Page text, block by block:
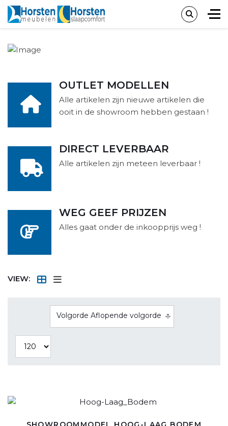
OUTLET MODELLEN
Alle artikelen zijn nieuwe artikelen die
ooit in de showroom hebben gestaan !
DIRECT LEVERBAAR
Alle artikelen zijn meteen leverbaar !
WEG GEEF PRIJZEN
Alles gaat onder de inkoopprijs weg !
VIEW:
Volgorde Aflopende volgorde